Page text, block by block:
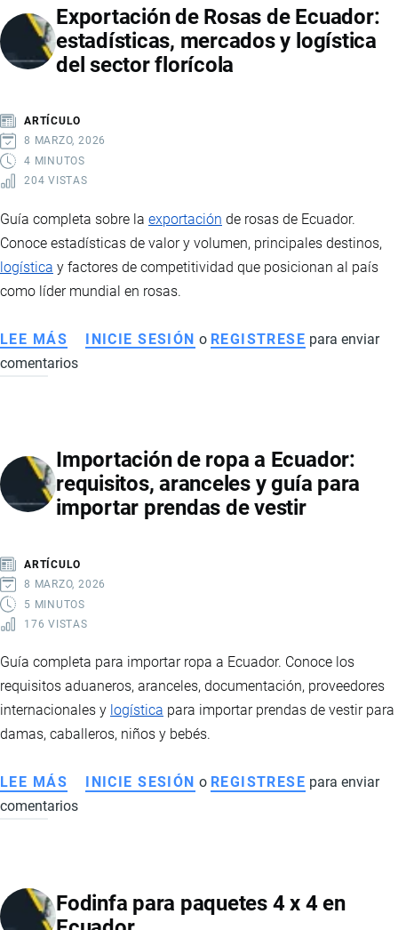
Y
MOTOS
A
IMPUESTOS
Y
LOGÍSTICA
Exportación de Rosas de Ecuador:
estadísticas, mercados y logística
del sector florícola
ARTÍCULO
8 MARZO, 2026
4 MINUTOS
204 VISTAS
Guía completa sobre la exportación de rosas de Ecuador.
Conoce estadísticas de valor y volumen, principales destinos,
logística y factores de competitividad que posicionan al país
como líder mundial en rosas.
LEE MÁS SOBRE
EXPORTACIÓN
ECUADOR:
ESTADÍSTICAS,
MERCADOS
DEL
SECTOR
FLORÍCOLA
INICIE SESIÓN o REGISTRESE para enviar
comentarios
Importación de ropa a Ecuador:
requisitos, aranceles y guía para
importar prendas de vestir
ARTÍCULO
8 MARZO, 2026
5 MINUTOS
176 VISTAS
Guía completa para importar ropa a Ecuador. Conoce los
requisitos aduaneros, aranceles, documentación, proveedores
internacionales y logística para importar prendas de vestir para
damas, caballeros, niños y bebés.
LEE MÁS SOBRE
IMPORTACIÓN
ECUADOR:
REQUISITOS,
INICIE SESIÓN o REGISTRESE para enviar
comentarios
Fodinfa para paquetes 4 x 4 en